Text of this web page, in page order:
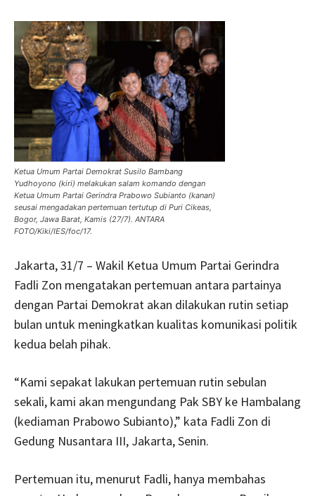
Ketua Umum Partai Demokrat Susilo Bambang
Yudhoyono (kiri) melakukan salam komando dengan
Ketua Umum Partai Gerindra Prabowo Subianto (kanan)
seusai mengadakan pertemuan tertutup di Puri Cikeas,
Bogor, Jawa Barat, Kamis (27/7). ANTARA
FOTO/Kiki/IES/foc/17.
Jakarta, 31/7 – Wakil Ketua Umum Partai Gerindra
Fadli Zon mengatakan pertemuan antara partainya
dengan Partai Demokrat akan dilakukan rutin setiap
bulan untuk meningkatkan kualitas komunikasi politik
kedua belah pihak.
“Kami sepakat lakukan pertemuan rutin sebulan
sekali, kami akan mengundang Pak SBY ke Hambalang
(kediaman Prabowo Subianto),” kata Fadli Zon di
Gedung Nusantara III, Jakarta, Senin.
Pertemuan itu, menurut Fadli, hanya membahas